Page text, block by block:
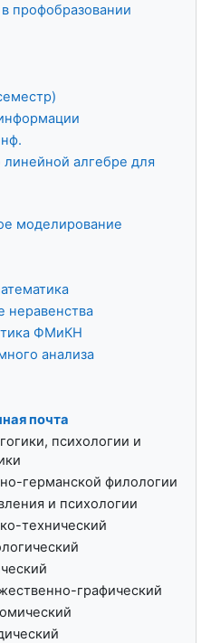
профобразовании
алгебре для
моделирование
неравенства
ФМиКН
анализа
почта
психологии и
германской филологии
и психологии
технический
графический